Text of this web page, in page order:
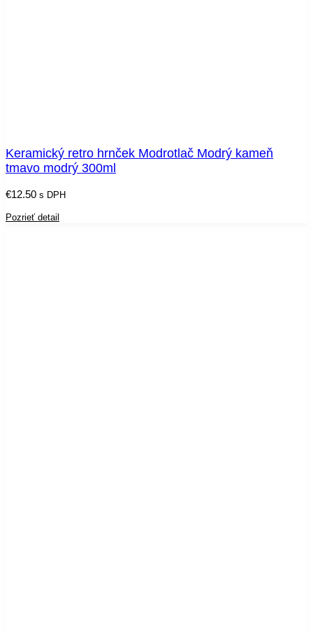
Keramický retro hrnček Modrotlač Modrý kameň
tmavo modrý 300ml
€12.50 s DPH
Pozrieť detail